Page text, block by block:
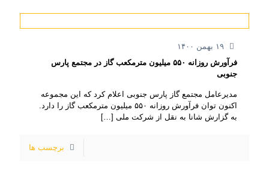
۱۹ بهمن ۱۴۰۰
فرآورش روزانه ۵۵۰ میلیون مترمکعب گاز در مجتمع پارس
جنوبی
مدیرعامل مجتمع گاز پارس جنوبی اعلام کرد که این مجموعه
اکنون توان فرآورش روزانه ۵۵۰ میلیون مترمکعب گاز را دارد.
به گزارش شانا به نقل از شرکت ملی […]
برچسب ها